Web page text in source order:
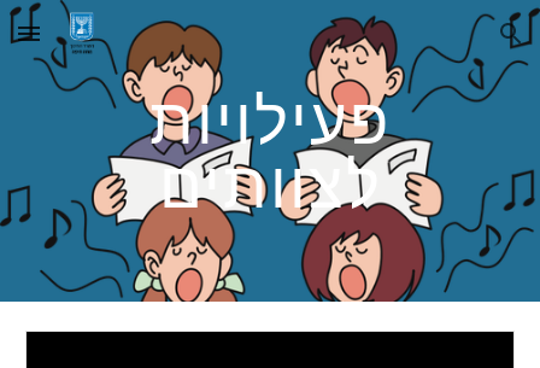
Skip to main content Skip to navigation
פעילויות
לצוותים